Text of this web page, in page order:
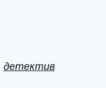
детектив